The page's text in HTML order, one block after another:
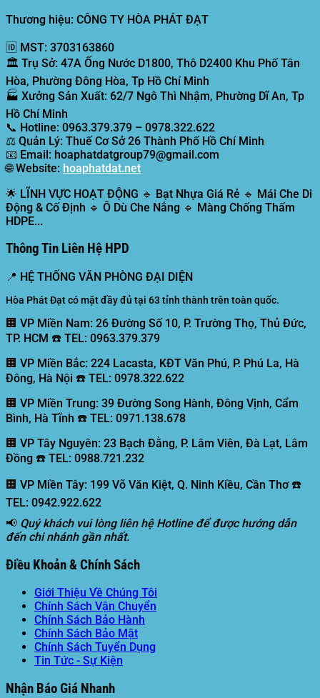
Thương hiệu: CÔNG TY HÒA PHÁT ĐẠT
🆔 MST: 3703163860
🏛️ Trụ Sở: 47A Ống Nước D1800, Thô D2400 Khu Phố Tân
Hòa, Phường Đông Hòa, Tp Hồ Chí Minh
🏭 Xưởng Sản Xuất: 62/7 Ngô Thì Nhậm, Phường Dĩ An, Tp
Hồ Chí Minh
📞 Hotline: 0963.379.379 – 0978.322.622
⚖️ Quản Lý: Thuế Cơ Sở 26 Thành Phố Hồ Chí Minh
📧 Email: hoaphatdatgroup79@gmail.com
🌐Website: hoaphatdat.net
🌟 LĨNH VỰC HOẠT ĐỘNG 🔹 Bạt Nhựa Giá Rẻ 🔹 Mái Che Di
Động & Cố Định 🔹 Ô Dù Che Nắng 🔹 Màng Chống Thấm
HDPE...
Thông Tin Liên Hệ HPD
📍 HỆ THỐNG VĂN PHÒNG ĐẠI DIỆN
Hòa Phát Đạt có mặt đầy đủ tại 63 tỉnh thành trên toàn quốc.
🏢 VP Miền Nam: 26 Đường Số 10, P. Trường Thọ, Thủ Đức,
TP. HCM ☎️ TEL: 0963.379.379
🏢 VP Miền Bắc: 224 Lacasta, KĐT Văn Phú, P. Phú La, Hà
Đông, Hà Nội ☎️ TEL: 0978.322.622
🏢 VP Miền Trung: 39 Đường Song Hành, Đông Vịnh, Cẩm
Bình, Hà Tĩnh ☎️ TEL: 0971.138.678
🏢 VP Tây Nguyên: 23 Bạch Đằng, P. Lâm Viên, Đà Lạt, Lâm
Đồng ☎️ TEL: 0988.721.232
🏢 VP Miền Tây: 199 Võ Văn Kiệt, Q. Ninh Kiều, Cần Thơ ☎️
TEL: 0942.922.622
📢 Quý khách vui lòng liên hệ Hotline để được hướng dẫn
đến chi nhánh gần nhất.
Điều Khoản & Chính Sách
Giới Thiệu Về Chúng Tôi
Chính Sách Vận Chuyển
Chính Sách Bảo Hành
Chính Sách Bảo Mật
Chính Sách Tuyển Dụng
Tin Tức - Sự Kiện
Nhận Báo Giá Nhanh